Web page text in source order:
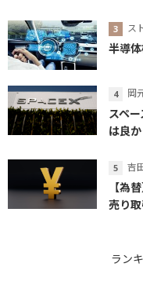
ス
半導
岡
スペ
は良
吉
【為
売り
ラン